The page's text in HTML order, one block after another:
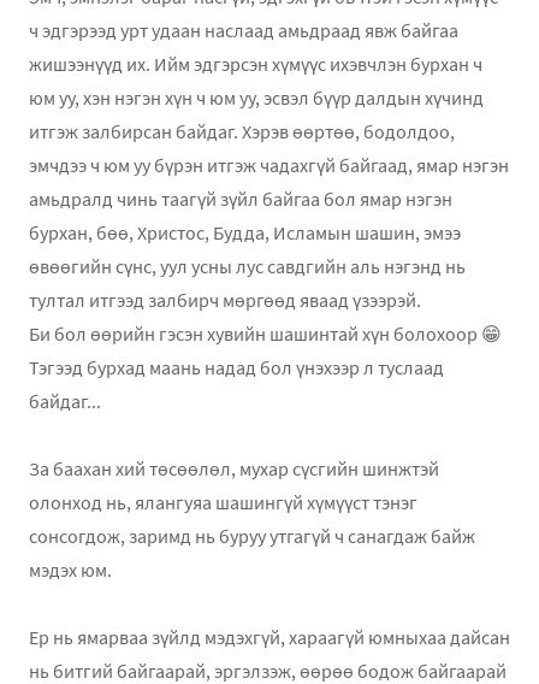
ч эдгэрээд урт удаан наслаад амьдраад явж байгаа
жишээнүүд их. Ийм эдгэрсэн хүмүүс ихэвчлэн бурхан ч
юм уу, хэн нэгэн хүн ч юм уу, эсвэл бүүр далдын хүчинд
итгэж залбирсан байдаг. Хэрэв өөртөө, бодолдоо,
эмчдээ ч юм уу бүрэн итгэж чадахгүй байгаад, ямар нэгэн
амьдралд чинь таагүй зүйл байгаа бол ямар нэгэн
бурхан, бөө, Христос, Будда, Исламын шашин, эмээ
өвөөгийн сүнс, уул усны лус савдгийн аль нэгэнд нь
тултал итгээд залбирч мөргөөд яваад үзээрэй.
Би бол өөрийн гэсэн хувийн шашинтай хүн болохоор 😁
Тэгээд бурхад маань надад бол үнэхээр л туслаад
байдаг...
За баахан хий төсөөлөл, мухар сүсгийн шинжтэй
олонход нь, ялангуяа шашингүй хүмүүст тэнэг
сонсогдож, заримд нь буруу утгагүй ч санагдаж байж
мэдэх юм.
Ер нь ямарваа зүйлд мэдэхгүй, хараагүй юмныхаа дайсан
нь битгий байгаарай, эргэлзэж, өөрөө бодож байгаарай